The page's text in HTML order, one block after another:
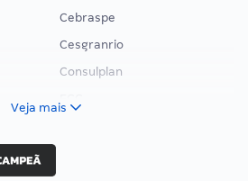
Cebraspe
Cesgranrio
Consulplan
Veja mais